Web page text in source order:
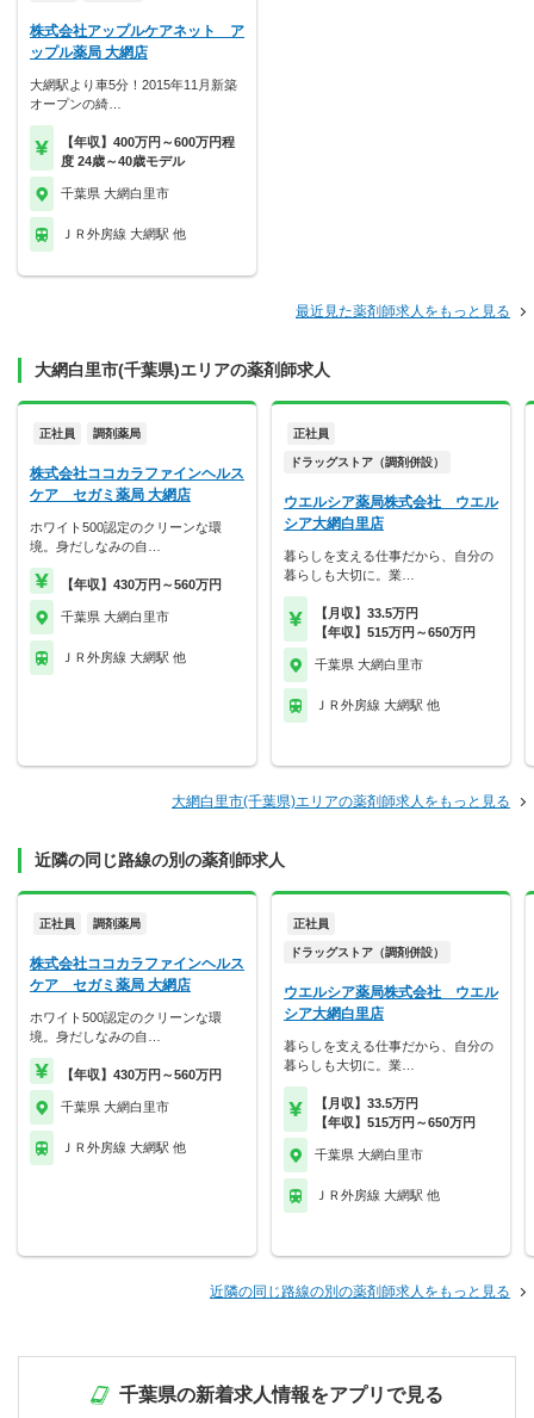
株式会社アップルケアネット ア
ップル薬局 大網店
大網駅より車5分！2015年11月新築
オープンの綺…
【年収】400万円～600万円程
度 24歳～40歳モデル
千葉県 大網白里市
ＪＲ外房線 大網駅 他
最近見た薬剤師求人をもっと見る
大網白里市(千葉県)エリアの薬剤師求人
正社員 調剤薬局
株式会社ココカラファインヘルス
ケア セガミ薬局 大網店
ホワイト500認定のクリーンな環
境。身だしなみの自…
【年収】430万円～560万円
千葉県 大網白里市
ＪＲ外房線 大網駅 他
正社員
ドラッグストア（調剤併設）
ウエルシア薬局株式会社 ウエル
シア大網白里店
暮らしを支える仕事だから、自分の
暮らしも大切に。業…
【月収】33.5万円
【年収】515万円～650万円
千葉県 大網白里市
ＪＲ外房線 大網駅 他
大網白里市(千葉県)エリアの薬剤師求人をもっと見る
近隣の同じ路線の別の薬剤師求人
正社員 調剤薬局
株式会社ココカラファインヘルス
ケア セガミ薬局 大網店
ホワイト500認定のクリーンな環
境。身だしなみの自…
【年収】430万円～560万円
千葉県 大網白里市
ＪＲ外房線 大網駅 他
正社員
ドラッグストア（調剤併設）
ウエルシア薬局株式会社 ウエル
シア大網白里店
暮らしを支える仕事だから、自分の
暮らしも大切に。業…
【月収】33.5万円
【年収】515万円～650万円
千葉県 大網白里市
ＪＲ外房線 大網駅 他
近隣の同じ路線の別の薬剤師求人をもっと見る
千葉県の新着求人情報をアプリで見る